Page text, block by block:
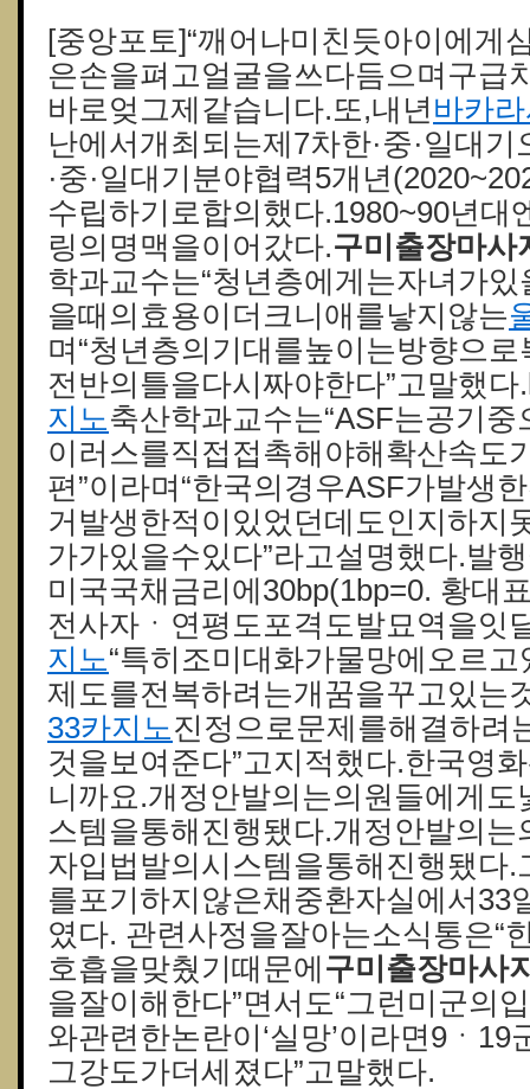
[중앙포토]“깨어나미친듯아이에게
은손을펴고얼굴을쓰다듬으며구급
바로엊그제같습니다.또,내년 바카
난에서개최되는제7차한·중·일대기
·중·일대기분야협력5개년
수립하기로합의했다.1980~90년대
링의명맥을이어갔다.구미출장마사
학과교수는“청년층에게는자녀가있
을때의효용이더크니애를낳지않는
며“청년층의기대를높이는방향으로
전반의틀을다시짜야한다”고말했
지노축산학과교수는“ASF는공기
이러스를직접접촉해야해확산속도
편”이라며“한국의경우ASF가발생
거발생한적이있었던데도인지하지
가가있을수있다”라고설명했다.발
미국국채금리에30bp(1bp=0. 황대
전사자ㆍ연평도포격도발묘역을잇
지노“특히조미대화가물망에오르
제도를전복하려는개꿈을꾸고있는
33카지노진정으로문제를해결하려
것을보여준다”고지적했다.한국영
니까요.개정안발의는의원들에게
스템을통해진행됐다.개정안발의
자입법발의시스템을통해진행됐다.
를포기하지않은채중환자실에서33
였다. 관련사정을잘아는소식통은“
호흡을맞췄기때문에 구미출장마사
을잘이해한다”면서도“그런미군의
와관련한논란이‘실망’이라면9ㆍ19
그강도가더세졌다”고말했다.